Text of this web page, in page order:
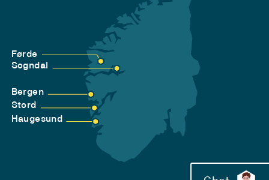
Førde
Sogndal
Bergen
Stord
Haugesund